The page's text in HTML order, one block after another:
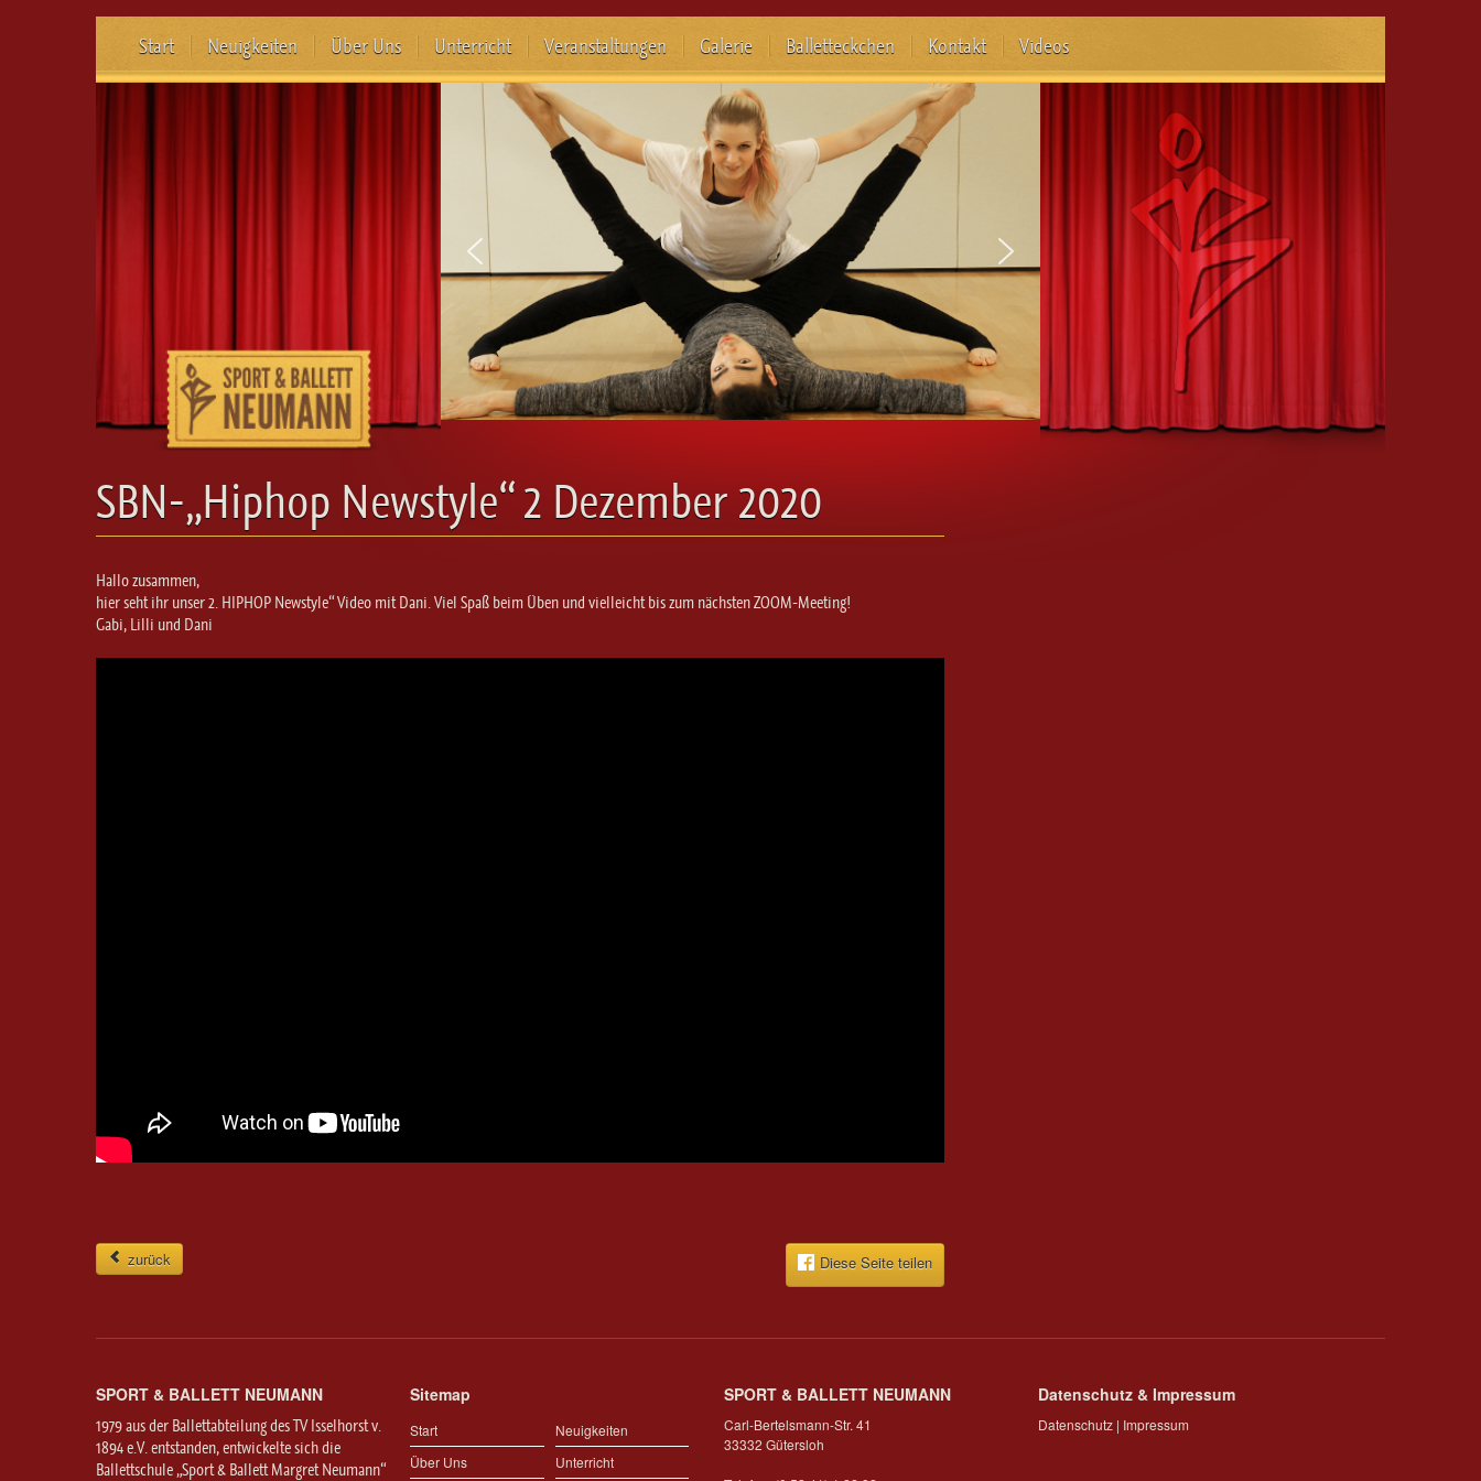
Start Neuigkeiten Über Uns Unterricht Veranstaltungen Galerie Balletteckchen Kontakt Videos
SBN-„Hiphop Newstyle“ 2 Dezember 2020
Hallo zusammen,
hier seht ihr unser 2. HIPHOP Newstyle“ Video mit Dani. Viel Spaß beim Üben und vielleicht bis zum nächsten ZOOM-Meeting!
Gabi, Lilli und Dani
zurück Diese Seite teilen
SPORT & BALLETT NEUMANN
1979 aus der Ballettabteilung des TV Isselhorst v.
1894 e.V. entstanden, entwickelte sich die
Ballettschule „Sport & Ballett Margret Neumann“
Sitemap
Start
Neuigkeiten
Über Uns
Unterricht
SPORT & BALLETT NEUMANN
Carl-Bertelsmann-Str. 41
33332 Gütersloh
Datenschutz & Impressum
Datenschutz | Impressum